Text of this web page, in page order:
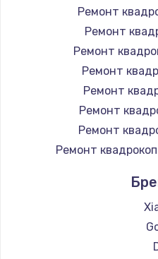
Ремонт
Ремонт
Ремонт
Ремонт
Ремонт
Ремонт
Ремонт
Ремонт